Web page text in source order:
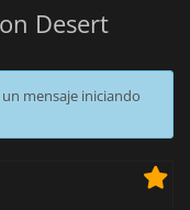
Desert
mensaje iniciando